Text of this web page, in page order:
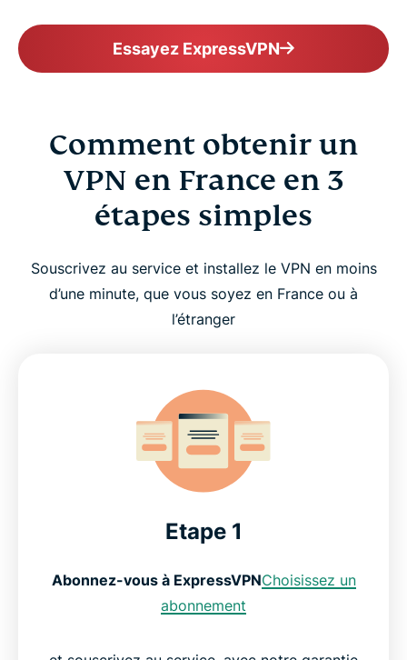
Essayez ExpressVPN
Comment obtenir un
VPN en France en 3
étapes simples
Souscrivez au service et installez le VPN en moins
d’une minute, que vous soyez en France ou à
l’étranger
Etape 1
Abonnez-vous à ExpressVPNChoisissez un
abonnement